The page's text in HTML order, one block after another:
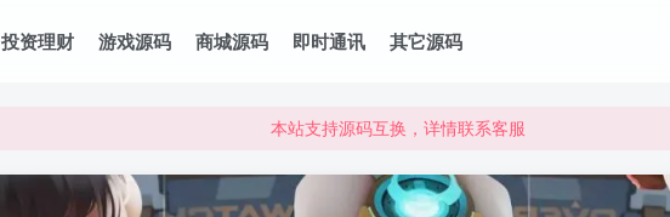
投资理财 游戏源码 商城源码 即时通讯 其它源码
本站支持源码互换，详情联系客服
本站支持源码互换，详情联系客服